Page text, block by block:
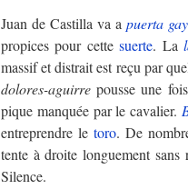
Juan de Castilla va apuerta
propices pour cettesuerte. La
massif et distrait est reçu par
dolores-aguirre pousse une
pique manquée par le cavalier.
entreprendre letoro. De
tente à droite longuement sans
Silence.